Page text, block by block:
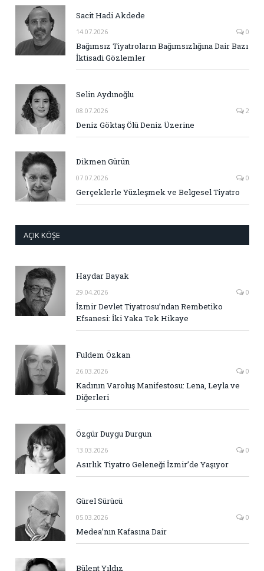
Sacit Hadi Akdede
14.07.2026 0
Bağımsız Tiyatroların Bağımsızlığına Dair Bazı
İktisadi Gözlemler
Selin Aydınoğlu
08.07.2026 2
Deniz Göktaş Ölü Deniz Üzerine
Dikmen Gürün
07.07.2026 0
Gerçeklerle Yüzleşmek ve Belgesel Tiyatro
AÇIK KÖŞE
Haydar Bayak
29.04.2026 0
İzmir Devlet Tiyatrosu’ndan Rembetiko
Efsanesi: İki Yaka Tek Hikaye
Fuldem Özkan
26.03.2026 0
Kadının Varoluş Manifestosu: Lena, Leyla ve
Diğerleri
Özgür Duygu Durgun
13.03.2026 0
Asırlık Tiyatro Geleneği İzmir’de Yaşıyor
Gürel Sürücü
05.03.2026 0
Medea’nın Kafasına Dair
Bülent Yıldız